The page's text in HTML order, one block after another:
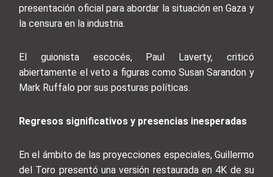
presentación oficial para abordar la situación en Gaza y
la censura en la industria.
El guionista escocés, Paul Laverty, criticó
abiertamente el veto a figuras como Susan Sarandon y
Mark Ruffalo por sus posturas políticas.
Regresos significativos y presencias inesperadas
En el ámbito de las proyecciones especiales, Guillermo
del Toro presentó una versión restaurada en 4K de su